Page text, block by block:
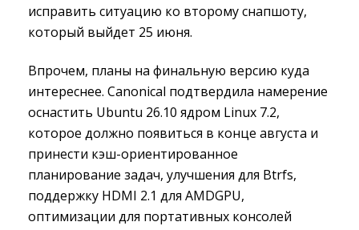
исправить ситуацию ко второму снапшоту,
который выйдет 25 июня.
Впрочем, планы на финальную версию куда
интереснее. Canonical подтвердила намерение
оснастить Ubuntu 26.10 ядром Linux 7.2,
которое должно появиться в конце августа и
принести кэш-ориентированное
планирование задач, улучшения для Btrfs,
поддержку HDMI 2.1 для AMDGPU,
оптимизации для портативных консолей